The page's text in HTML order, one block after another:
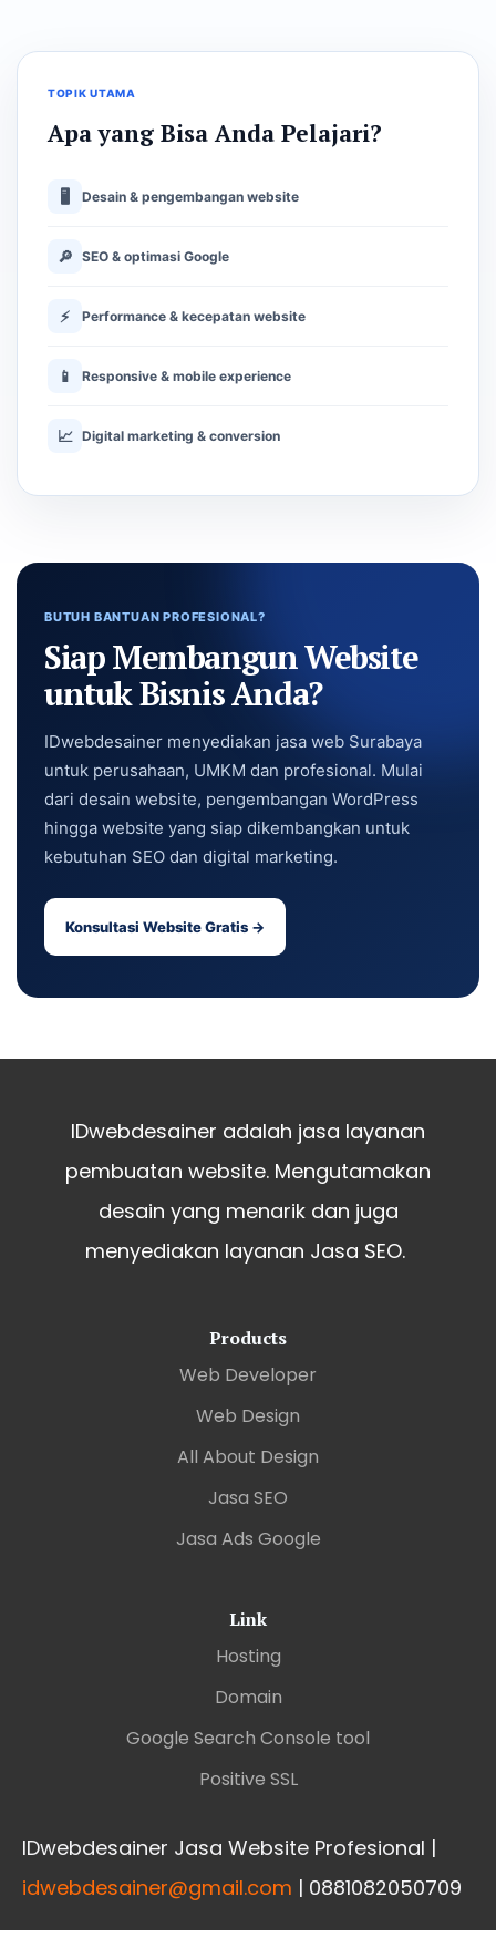
TOPIK UTAMA
Apa yang Bisa Anda Pelajari?
🖥 Desain & pengembangan website
🔎 SEO & optimasi Google
⚡ Performance & kecepatan website
📱 Responsive & mobile experience
📈 Digital marketing & conversion
BUTUH BANTUAN PROFESIONAL?
Siap Membangun Website
untuk Bisnis Anda?
IDwebdesainer menyediakan jasa web Surabaya
untuk perusahaan, UMKM dan profesional. Mulai
dari desain website, pengembangan WordPress
hingga website yang siap dikembangkan untuk
kebutuhan SEO dan digital marketing.
Konsultasi Website Gratis →
IDwebdesainer adalah jasa layanan
pembuatan website. Mengutamakan
desain yang menarik dan juga
menyediakan layanan Jasa SEO.
Products
Web Developer
Web Design
All About Design
Jasa SEO
Jasa Ads Google
Link
Hosting
Domain
Google Search Console tool
Positive SSL
IDwebdesainer Jasa Website Profesional |
idwebdesainer@gmail.com | 0881082050709